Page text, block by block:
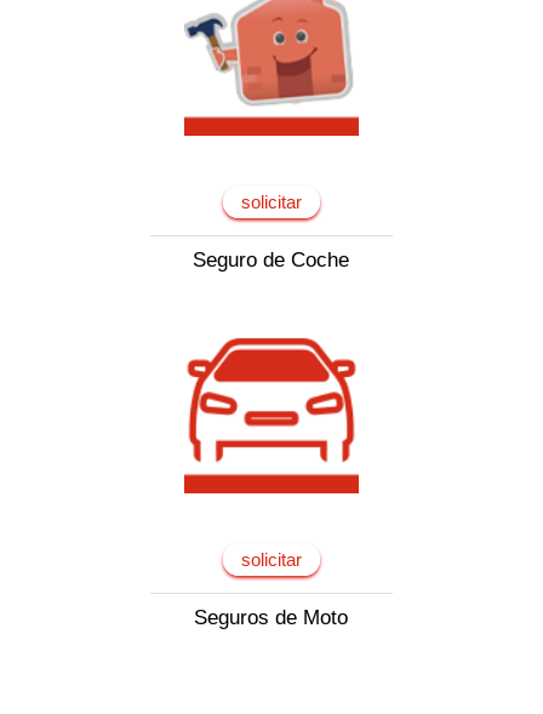
solicitar
Seguro de Coche
solicitar
Seguros de Moto